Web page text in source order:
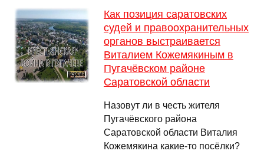
Как позиция саратовских
судей и правоохранительных
органов выстраивается
Виталием Кожемякиным в
Пугачёвском районе
Саратовской области
Назовут ли в честь жителя
Пугачёвского района
Саратовской области Виталия
Кожемякина какие-то посёлки?